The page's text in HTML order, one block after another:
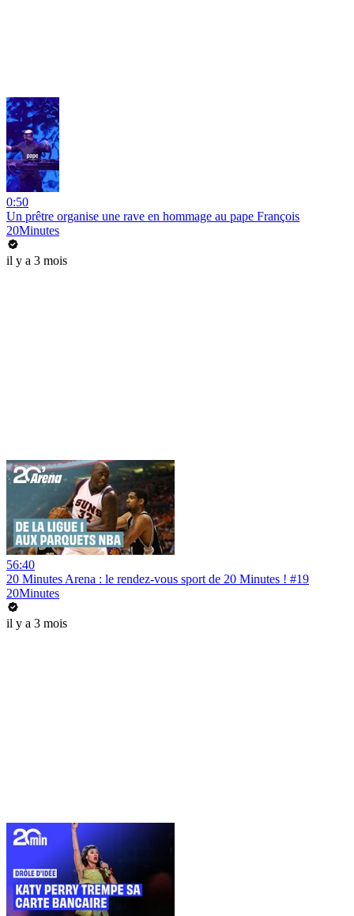
0:50
Un prêtre organise une rave en hommage au pape François
20Minutes
il y a 3 mois
56:40
20 Minutes Arena : le rendez-vous sport de 20 Minutes ! #19
20Minutes
il y a 3 mois